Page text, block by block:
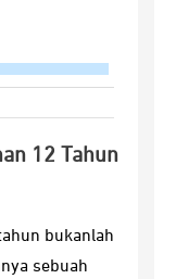
12 Tahun
bukanlah
sebuah